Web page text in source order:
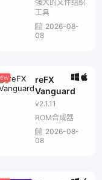
强大的文件组织
工具
2026-08-
08
reFX
Vanguard
v2.1.11
ROM合成器
2026-08-
08